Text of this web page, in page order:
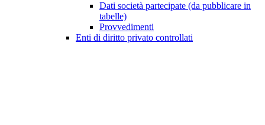
Dati società partecipate (da pubblicare in
tabelle)
Provvedimenti
Enti di diritto privato controllati